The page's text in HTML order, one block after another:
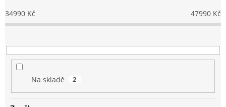
p
r
o
u
34990 Kč 47990 Kč
Na skladě 2